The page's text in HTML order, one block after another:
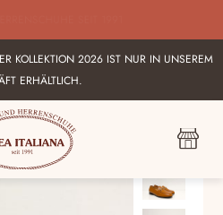
KOLLEKTION 2026 IST NUR IN UNSEREM
ERHÄLTLICH.